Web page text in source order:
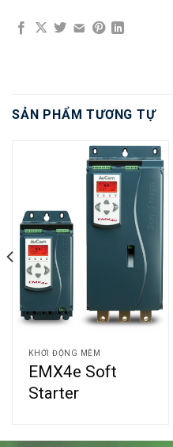
SẢN PHẨM TƯƠNG TỰ
KHỞI ĐỘNG MỀM
EMX4e Soft
Starter